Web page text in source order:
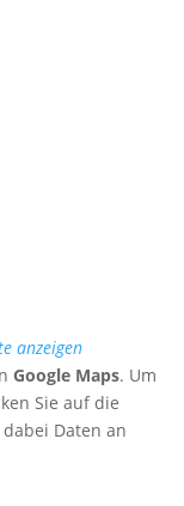
anzeigen
Google Maps. Um
Sie auf die
Daten an